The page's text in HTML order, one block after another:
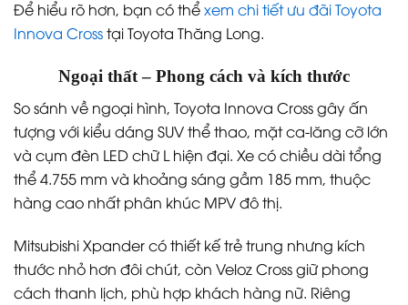
Để hiểu rõ hơn, bạn có thểxem chi tiết ưu đãi Toyota
Innova Crosstại Toyota Thăng Long.
Ngoại thất – Phong cách và kích thước
So sánh về ngoại hình, Toyota Innova Cross gây ấn
tượng với kiểu dáng SUV thể thao, mặt ca-lăng cỡ lớn
và cụm đèn LED chữ L hiện đại. Xe có chiều dài tổng
thể 4.755 mm và khoảng sáng gầm 185 mm, thuộc
hàng cao nhất phân khúc MPV đô thị.
Mitsubishi Xpander có thiết kế trẻ trung nhưng kích
thước nhỏ hơn đôi chút, còn Veloz Cross giữ phong
cách thanh lịch, phù hợp khách hàng nữ. Riêng